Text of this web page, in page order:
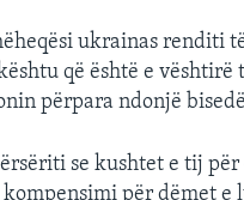
ukrainas renditi
që është e
përpara ndonjë
se kushtet e tij
për dëmet